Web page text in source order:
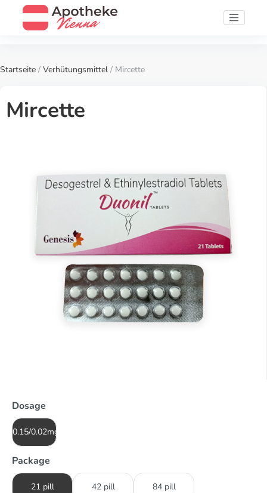
Startseite / Verhütungsmittel / Mircette
Mircette
Dosage
0.15/0.02mg
Package
21 pill 42 pill 84 pill